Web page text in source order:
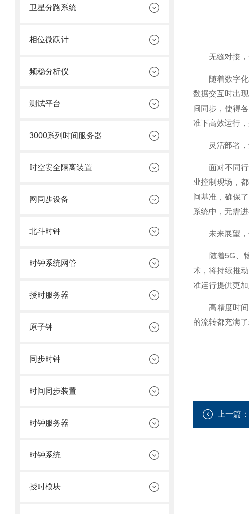
卫星分路系统
相位微跃计
频稳分析仪
测试平台
3000系列时间服务器
时空安全隔离装置
网同步设备
北斗时钟
时钟系统网管
授时服务器
原子钟
同步时钟
时间同步装置
时钟服务器
时钟系统
授时模块
无缝对接，
随着数字化进
数据交互时出
间同步，使得
准下高效运行
灵活部署，
面对不同行业
业控制现场，
间基准，确保
系统中，无需
未来展望，
随着5G、物
术，将持续推
准运行提供更加
高精度时间同
的流转都充满
上一篇：